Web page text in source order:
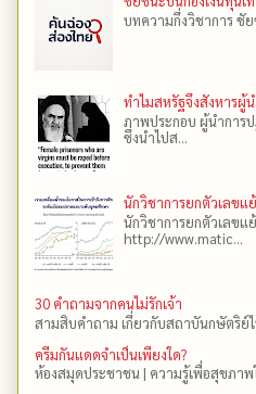
บทความกึ่งวิชาการ ชัย
ทำไมสหรัฐจึงสังหารผู้
ภาพประกอบ ผู้นำการป
ซึ่งนำไปส...
นักวิชาการยกตัวเลขแ
นักวิชาการยกตัวเลข
http://www.matic...
30 คำถามจากคนไม่รักเจ้า
สามสิบคำถาม เกี่ยวกับสถาบันกษัตริย์
ครีมกันแดดจำเป็นเพียงใด?
ห้องสมุดประชาชน | ความรู้เพื่อสุขภาพ